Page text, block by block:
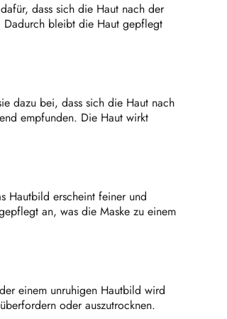
dass sich die Haut nach der
Dadurch bleibt die Haut gepflegt
dazu bei, dass sich die Haut nach
empfunden. Die Haut wirkt
Hautbild erscheint feiner und
an, was die Maske zu einem
einem unruhigen Hautbild wird
oder auszutrocknen.